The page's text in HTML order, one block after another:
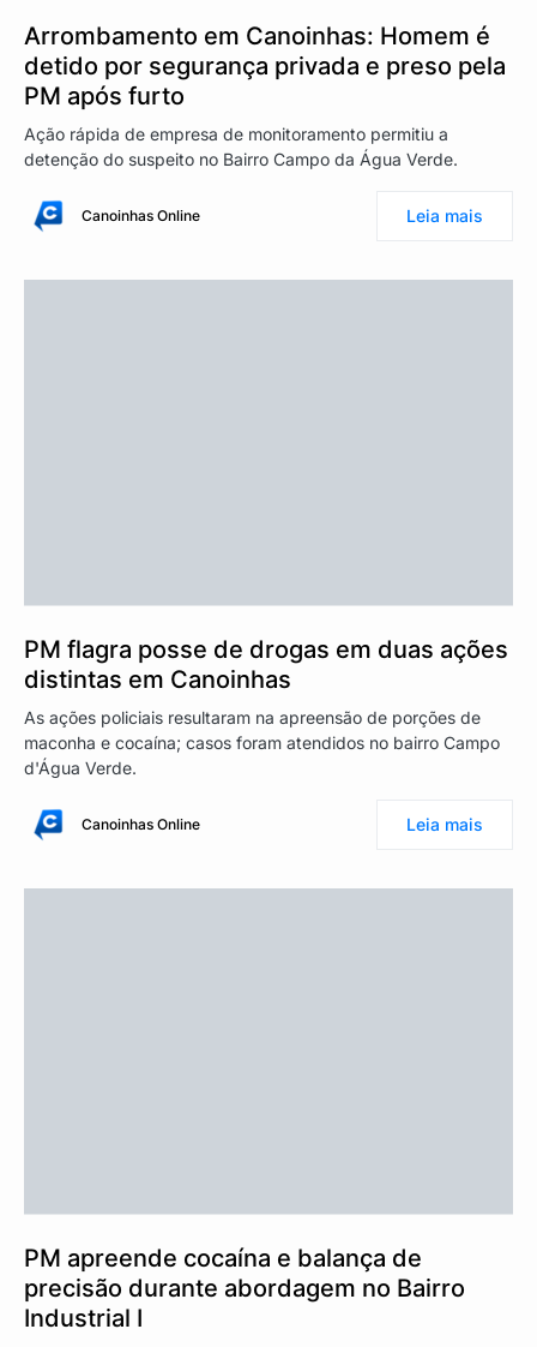
Arrombamento em Canoinhas: Homem é
detido por segurança privada e preso pela
PM após furto
Ação rápida de empresa de monitoramento permitiu a
detenção do suspeito no Bairro Campo da Água Verde.
Canoinhas Online Leia mais
PM flagra posse de drogas em duas ações
distintas em Canoinhas
As ações policiais resultaram na apreensão de porções de
maconha e cocaína; casos foram atendidos no bairro Campo
d'Água Verde.
Canoinhas Online Leia mais
PM apreende cocaína e balança de
precisão durante abordagem no Bairro
Industrial I